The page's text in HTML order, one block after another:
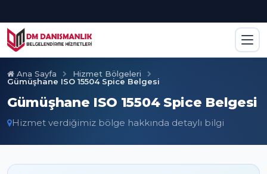
Ana Sayfa
Hizmet Bölgeleri
Gümüşhane ISO 15504 Spice Belgesi
Gümüşhane ISO 15504 Spice Belgesi
Hizmet verdiğimiz bölge hakkında detaylı bilgi